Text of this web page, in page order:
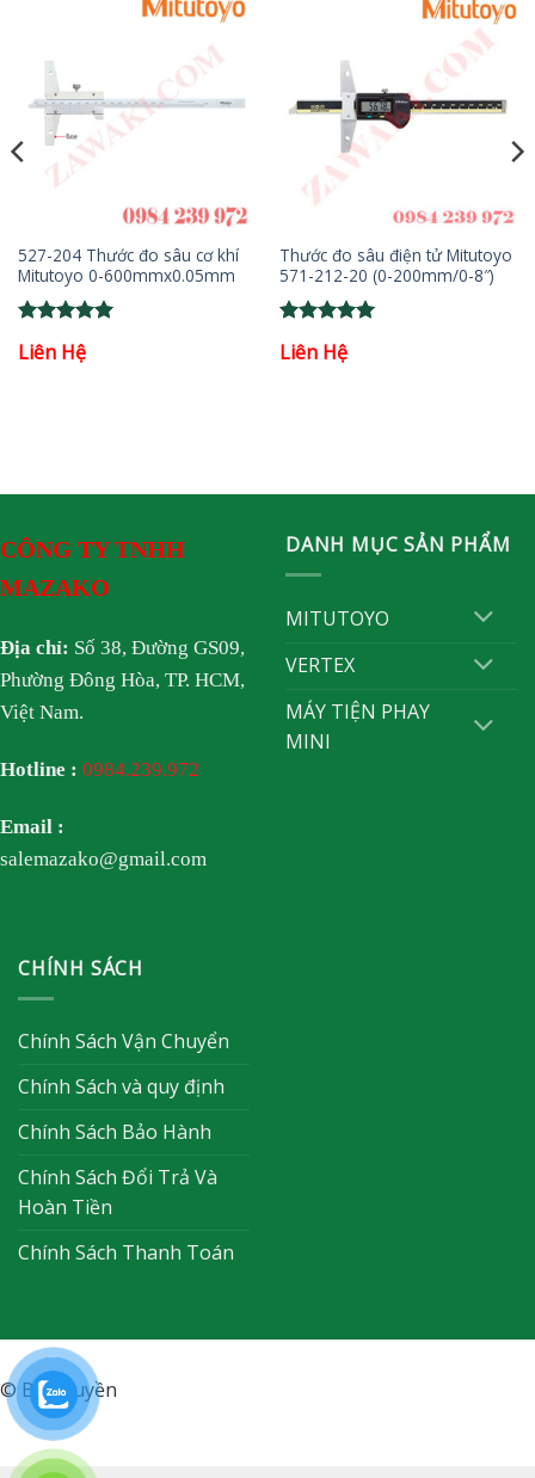
527-204 Thước đo sâu cơ khí
Mitutoyo 0-600mmx0.05mm
out of 5
Liên Hệ
Thước đo sâu điện tử Mitutoyo
571-212-20 (0-200mm/0-8″)
out of 5
Liên Hệ
CÔNG TY TNHH
MAZAKO
Địa chỉ: Số 38, Đường GS09,
Phường Đông Hòa, TP. HCM,
Việt Nam.
Hotline : 0984.239.972
Email :
salemazako@gmail.com
DANH MỤC SẢN PHẨM
MITUTOYO
VERTEX
MÁY TIỆN PHAY
MINI
CHÍNH SÁCH
Chính Sách Vận Chuyển
Chính Sách và quy định
Chính Sách Bảo Hành
Chính Sách Đổi Trả Và
Hoàn Tiền
Chính Sách Thanh Toán
© Bản quyền